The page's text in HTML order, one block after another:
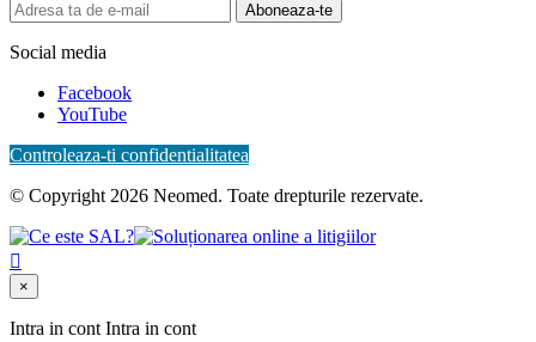
Aboneaza-te
Social media
Facebook
YouTube
Controleaza-ti confidentialitatea
© Copyright 2026 Neomed. Toate drepturile rezervate.

×
Intra in cont Intra in cont